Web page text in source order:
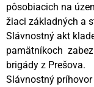
pôsobiacich na
žiaci základných a
Slávnostný akt
pamätníkoch
brigády z Prešova.
Slávnostný